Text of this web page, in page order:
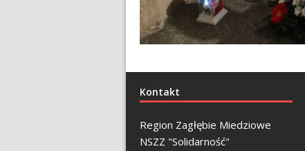
Kontakt
Region Zagłębie Miedziowe
NSZZ "Solidarność"